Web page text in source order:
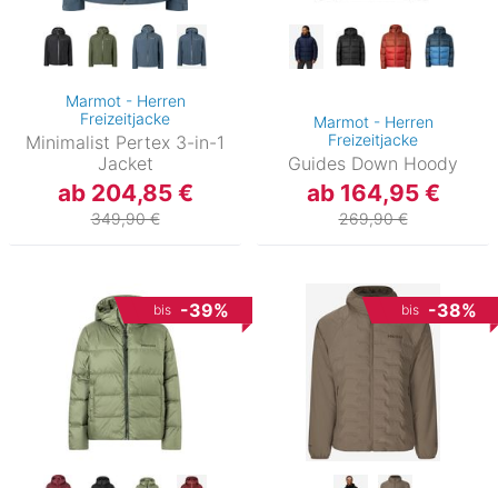
Marmot - Herren
Freizeitjacke
Minimalist Pertex 3-in-1
Jacket
ab 204,85 €
349,90 €
Marmot - Herren
Freizeitjacke
Guides Down Hoody
ab 164,95 €
269,90 €
bis -39% bis -38%